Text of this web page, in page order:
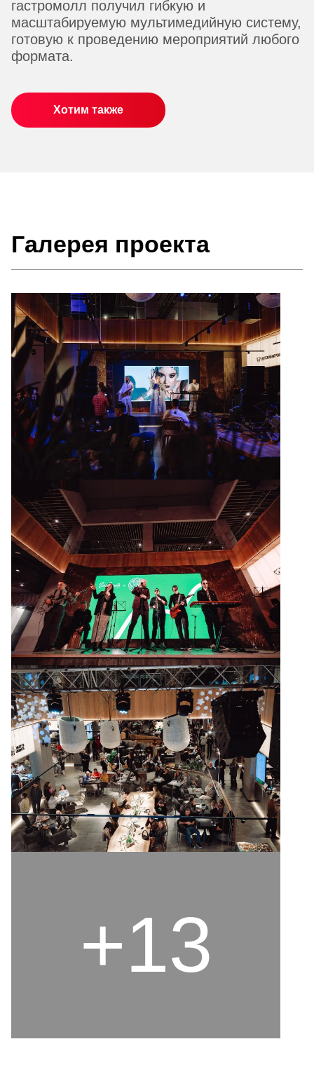
гастромолл получил гибкую и
масштабируемую мультимедийную систему,
готовую к проведению мероприятий любого
формата.
Хотим также
Галерея проекта
+13